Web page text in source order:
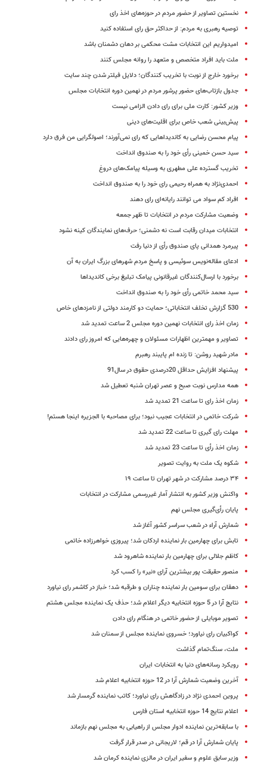
نخستین تصاویر از حضور مردم در حوزه‌های اخذ رای
توصیه رهبری به مردم: از حداکثر حق رای استفاده کنید
امیدواریم این انتخابات مشت محکمی بر دهان دشمنان باشد
ملت باید افراد متخصص و متعهد را روانه مجلس کنند
برخورد خارج از نوبت با تخریب کنندگان؛ دلایل فیلتر شدن چند سایت
جدول بازتاب‌های حضور پرشور مردم در نهمین دوره انتخابات مجلس
وزیر کشور: کارت ملی برای رای دادن الزامی نیست
پیش‌بینی شعب خاص برای اقلیت‌های دینی
پیام محسن رضایی به کاندیداهایی که رای نمی‌آورند؛ اصولگرایی من فرق دارد
سید حسن خمینی رأی خود را به صندوق انداخت
تخریب گسترده علی مطهری به وسیله پیامک‌های دروغ
احمدی‌‌نژاد به همراه رحیمی رای خود را به صندوق انداخت
افراد کم سواد می توانند رایانه‌ای رای دهند
وضعیت مشارکت مردم در انتخابات تا ظهر جمعه
انتخابات میدان رقابت است نه دشمنی؛ حرف‌های نمایندگان کینه نشود
پیرمرد همدانی پای صندوق رأی از دنیا رفت
ادعای مقاله‌نویس سوئیسی و پاسخ مردم شهرهای بزرگ ایران به آن
برخورد با ارسال‌کنندگان غیرقانونی پیامک تبلیغ برخی کاندیداها
سید محمد خاتمی رأی خود را به صندوق انداخت
530 گزارش تخلف انتخاباتی؛ حمایت دو کارمند دولتی از نامزدهای خاص
زمان اخذ رای انتخابات نهمین دوره مجلس 2 ساعت تمدید شد
تصاویر و مهمترین اظهارات مسئولان و چهره‌هایی که امروز رای دادند
مادر شهید روشن: تا زنده ام پایبند رهبرم
پیشنهاد افزایش حداقل 20درصدی حقوق در سال91
همه مدارس نوبت صبح و عصر تهران شنبه تعطیل شد
زمان اخذ رای تا ساعت 21 تمدید شد
شرکت خاتمی در انتخابات عجیب نبود؛ برای مصاحبه با الجزیره اینجا هستم!
مهلت رای گیری تا ساعت 22 تمدید شد
زمان اخذ رأی تا ساعت 23 تمدید شد
شکوه یک ملت به روایت تصویر
۳۴ درصد مشارکت در شهر تهران تا ساعت ۱۹
واکنش وزیر کشور به انتشار آمار غیررسمی مشارکت در انتخابات
پایان رأی‌گیری مجلس نهم
شمارش آراء در شعب سراسر کشور آغاز شد
تابش برای چهارمین بار نماینده اردکان شد؛ پیروزی خواهرزاده خاتمی
کاظم جلالی برای چهارمین بار نماینده شاهرود شد
منصور حقیقت پور بیشترین آرای «نیر» را کسب کرد
دهقان برای سومین بار نماینده چناران و طرقبه شد؛ خباز در کاشمر رای نیاورد
نتایج آرا در 5 حوزه انتخابیه دیگر اعلام شد؛ حذف یک نماینده مجلس هشتم
تصویر موبایلی از حضور خاتمی در هنگام رای دادن
کواکبیان رای نیاورد؛ خسروی نماینده مجلس از سمنان شد
ملت، سنگ‌تمام گذاشت
رویکرد رسانه‌های دنیا به انتخابات ایران
آخرین وضعیت شمارش آرا در 12 حوزه انتخابیه اعلام شد
پروین احمدی نژاد در زادگاهش رای نیاورد؛ کاتب نماینده گرمسار شد
اعلام نتایج 14 حوزه انتخابیه استان فارس
با سابقه‌ترین نماینده ادوار مجلس از راهیابی به مجلس نهم بازماند
پایان شمارش آرا در قم؛ لاریجانی در صدر قرار گرفت
وزیر سابق علوم و سفیر ایران در مالزی نماینده کرمان شد